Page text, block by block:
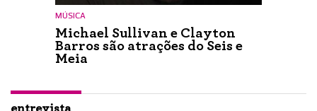
MÚSICA
Michael Sullivan e Clayton
Barros são atrações do Seis e
Meia